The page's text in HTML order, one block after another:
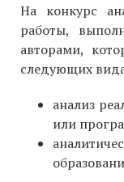
На конкурс
работы,
авторами,
следующих
анализ
или